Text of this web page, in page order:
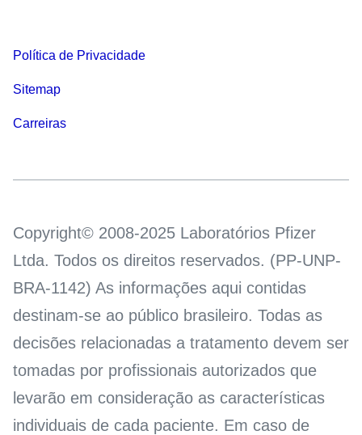
Política de Privacidade
Sitemap
Carreiras
Copyright© 2008-2025 Laboratórios Pfizer
Ltda. Todos os direitos reservados. (PP-UNP-
BRA-1142) As informações aqui contidas
destinam-se ao público brasileiro. Todas as
decisões relacionadas a tratamento devem ser
tomadas por profissionais autorizados que
levarão em consideração as características
individuais de cada paciente. Em caso de